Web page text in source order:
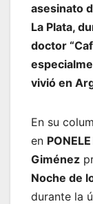
asesinato
La Plata,
doctor
vivió en
En su
en
Giménez
Noche de
durante la